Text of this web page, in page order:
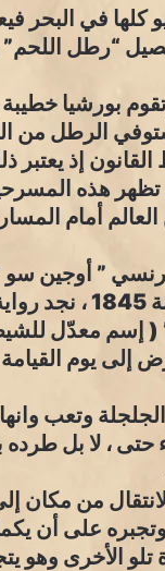
في البحر
“رطل
خطيبة
الرطل من
إذ يعتبر
هذه
أمام
” أوجين
متسلسلة في الصحف
( إسم معدّل
إلى يوم
وتعب
، لا بل طرده
من مكان
وتجبره على أن
الأخرى وهو